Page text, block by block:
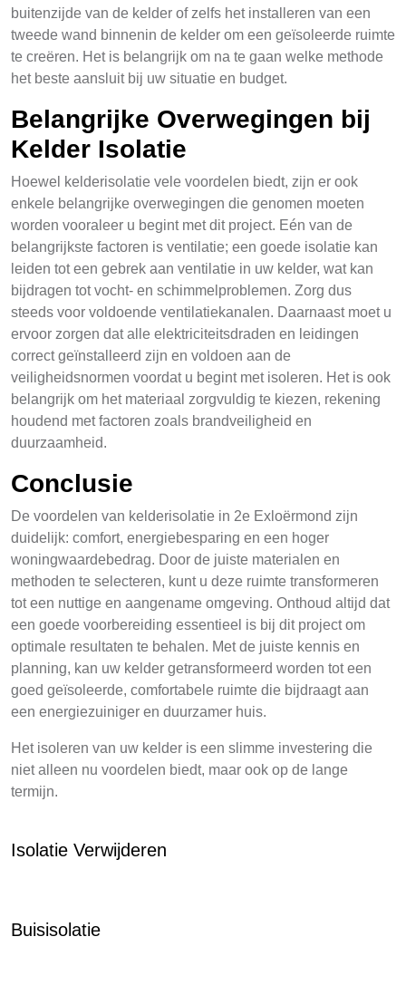
buitenzijde van de kelder of zelfs het installeren van een
tweede wand binnenin de kelder om een geïsoleerde ruimte
te creëren. Het is belangrijk om na te gaan welke methode
het beste aansluit bij uw situatie en budget.
Belangrijke Overwegingen bij
Kelder Isolatie
Hoewel kelderisolatie vele voordelen biedt, zijn er ook
enkele belangrijke overwegingen die genomen moeten
worden vooraleer u begint met dit project. Eén van de
belangrijkste factoren is ventilatie; een goede isolatie kan
leiden tot een gebrek aan ventilatie in uw kelder, wat kan
bijdragen tot vocht- en schimmelproblemen. Zorg dus
steeds voor voldoende ventilatiekanalen. Daarnaast moet u
ervoor zorgen dat alle elektriciteitsdraden en leidingen
correct geïnstalleerd zijn en voldoen aan de
veiligheidsnormen voordat u begint met isoleren. Het is ook
belangrijk om het materiaal zorgvuldig te kiezen, rekening
houdend met factoren zoals brandveiligheid en
duurzaamheid.
Conclusie
De voordelen van kelderisolatie in 2e Exloërmond zijn
duidelijk: comfort, energiebesparing en een hoger
woningwaardebedrag. Door de juiste materialen en
methoden te selecteren, kunt u deze ruimte transformeren
tot een nuttige en aangename omgeving. Onthoud altijd dat
een goede voorbereiding essentieel is bij dit project om
optimale resultaten te behalen. Met de juiste kennis en
planning, kan uw kelder getransformeerd worden tot een
goed geïsoleerde, comfortabele ruimte die bijdraagt aan
een energiezuiniger en duurzamer huis.
Het isoleren van uw kelder is een slimme investering die
niet alleen nu voordelen biedt, maar ook op de lange
termijn.
Isolatie Verwijderen
Buisisolatie